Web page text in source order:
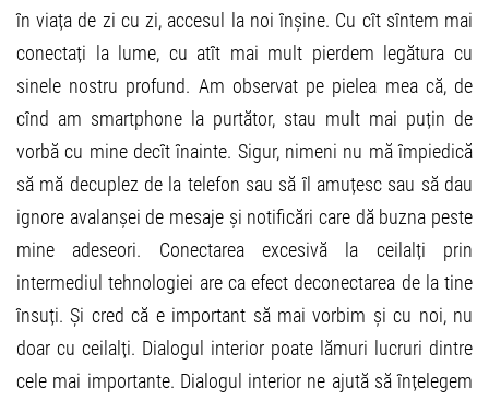
în viața de zi cu zi, accesul la noi înșine. Cu cît sîntem mai
conectați la lume, cu atît mai mult pierdem legătura cu
sinele nostru profund. Am observat pe pielea mea că, de
cînd am smartphone la purtător, stau mult mai puțin de
vorbă cu mine decît înainte. Sigur, nimeni nu mă împiedică
să mă decuplez de la telefon sau să îl amuțesc sau să dau
ignore avalanșei de mesaje și notificări care dă buzna peste
mine adeseori. Conectarea excesivă la ceilalți prin
intermediul tehnologiei are ca efect deconectarea de la tine
însuți. Și cred că e important să mai vorbim și cu noi, nu
doar cu ceilalți. Dialogul interior poate lămuri lucruri dintre
cele mai importante. Dialogul interior ne ajută să înțelegem